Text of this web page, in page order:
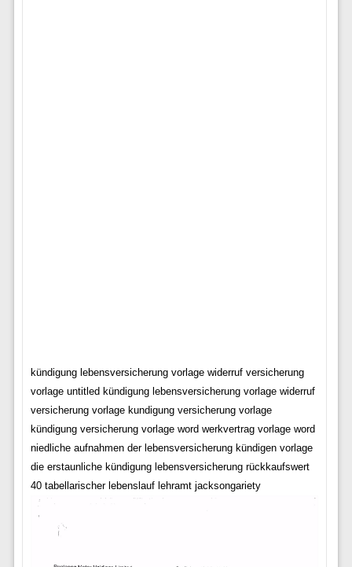
kündigung lebensversicherung vorlage widerruf versicherung
vorlage untitled kündigung lebensversicherung vorlage widerruf
versicherung vorlage kundigung versicherung vorlage
kündigung versicherung vorlage word werkvertrag vorlage word
niedliche aufnahmen der lebensversicherung kündigen vorlage
die erstaunliche kündigung lebensversicherung rückkaufswert
40 tabellarischer lebenslauf lehramt jacksongariety